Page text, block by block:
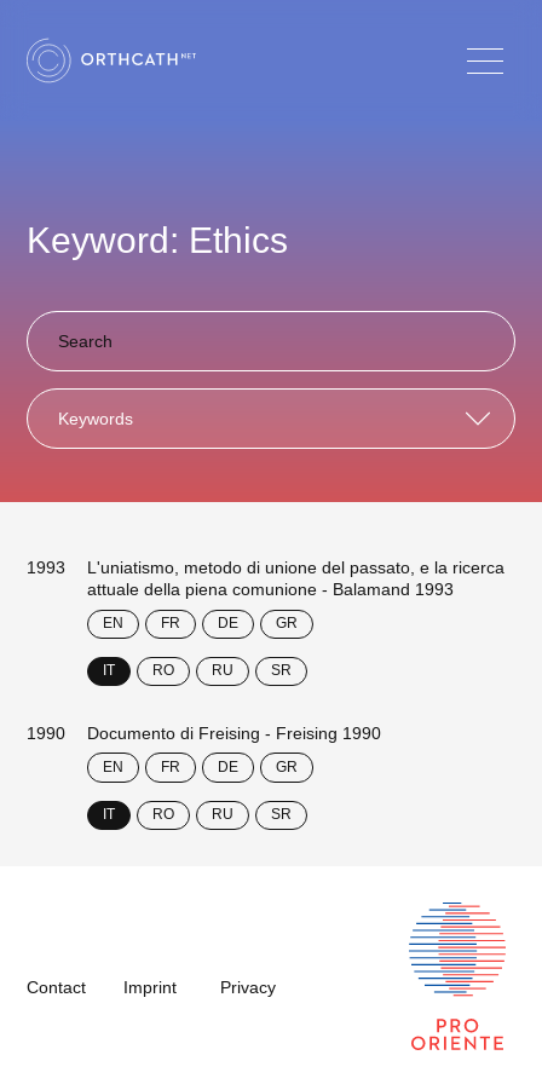
Keyword: Ethics
Keywords
1993
L'uniatismo, metodo di unione del passato, e la ricerca
attuale della piena comunione - Balamand 1993
EN FR DE GR
IT RO RU SR
1990 Documento di Freising - Freising 1990
EN FR DE GR
IT RO RU SR
Contact Imprint Privacy